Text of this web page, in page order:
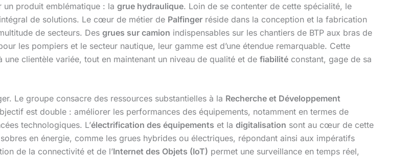
un produit emblématique : la grue hydraulique. Loin de se contenter de cette spécialité, le
de solutions. Le cœur de métier de Palfinger réside dans la conception et la fabrication
de secteurs. Des grues sur camion indispensables sur les chantiers de BTP aux bras de
les pompiers et le secteur nautique, leur gamme est d’une étendue remarquable. Cette
clientèle variée, tout en maintenant un niveau de qualité et de fiabilité constant, gage de sa
Le groupe consacre des ressources substantielles à la Recherche et Développement
est double : améliorer les performances des équipements, notamment en termes de
technologiques. L’électrification des équipements et la digitalisation sont au cœur de cette
en énergie, comme les grues hybrides ou électriques, répondant ainsi aux impératifs
de la connectivité et de l’Internet des Objets (IoT) permet une surveillance en temps réel,